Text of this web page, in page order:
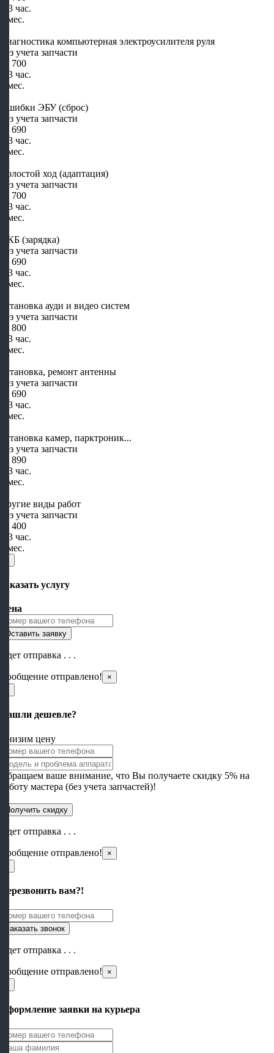
1-3 час.
2 мес.
Диагностика компьютерная электроусилителя руля
Без учета запчасти
от 700
1-3 час.
2 мес.
Ошибки ЭБУ (сброс)
Без учета запчасти
от 690
1-3 час.
2 мес.
Холостой ход (адаптация)
Без учета запчасти
от 700
1-3 час.
2 мес.
АКБ (зарядка)
Без учета запчасти
от 690
1-3 час.
2 мес.
Установка ауди и видео систем
Без учета запчасти
от 800
1-3 час.
2 мес.
Установка, ремонт антенны
Без учета запчасти
от 690
1-3 час.
2 мес.
Установка камер, парктроник...
Без учета запчасти
от 890
1-3 час.
2 мес.
Другие виды работ
Без учета запчасти
от 400
1-3 час.
2 мес.
Заказать услугу
Цена
Идет отправка . . .
Сообщение отправлено!
×
Нашли дешевле?
Снизим цену
Обращаем ваше внимание, что Вы получаете скидку 5% на
работу мастера (без учета запчастей)!
Идет отправка . . .
Сообщение отправлено!
×
Перезвонить вам?!
Идет отправка . . .
Сообщение отправлено!
×
Оформление заявки на курьера